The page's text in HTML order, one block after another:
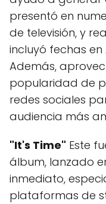
presentó en
de televisión, y
incluyó fechas en
Además,
popularidad de
redes sociales
audiencia más
"It's Time" Este
álbum, lanzado
inmediato,
plataformas de